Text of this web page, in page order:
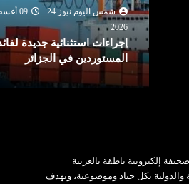
شمس اليوم نيوز 24
09
2026
الجزائر : التحقيقات تكشف
السرعة كانت وراء حادثة
إلكترونية ناطقة بالعربية
والدولية بكل حياد وموضوعية، وتهدف